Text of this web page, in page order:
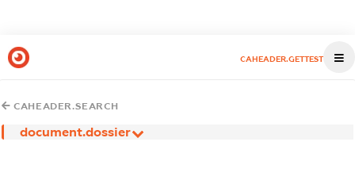
CAHEADER.GETTEST
CAHEADER.SEARCH
document.dossier